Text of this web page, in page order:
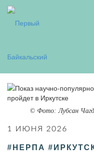
© Фото: Лубсан
1 ИЮНЯ 2026
#НЕРПА